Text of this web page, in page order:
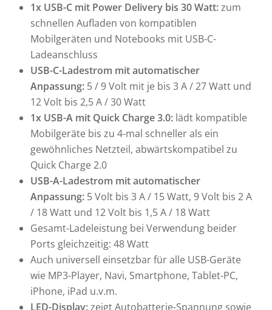
1x USB-C mit Power Delivery bis 30 Watt:zum
schnellen Aufladen von kompatiblen
Mobilgeräten und Notebooks mit USB-C-
Ladeanschluss
USB-C-Ladestrom mit automatischer
Anpassung: 5 / 9 Volt mit je bis 3 A / 27 Watt und
12 Volt bis 2,5 A / 30 Watt
1x USB-A mit Quick Charge 3.0: lädt kompatible
Mobilgeräte bis zu 4-mal schneller als ein
gewöhnliches Netzteil, abwärtskompatibel zu
Quick Charge 2.0
USB-A-Ladestrom mit automatischer
Anpassung: 5 Volt bis 3 A / 15 Watt, 9 Volt bis 2 A
/ 18 Watt und 12 Volt bis 1,5 A / 18 Watt
Gesamt-Ladeleistung bei Verwendung beider
Ports gleichzeitig: 48 Watt
Auch universell einsetzbar für alle USB-Geräte
wie MP3-Player, Navi, Smartphone, Tablet-PC,
iPhone, iPad u.v.m.
LED-Display: zeigt Autobatterie-Spannung sowie